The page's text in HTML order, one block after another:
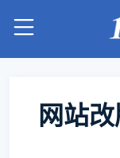
网站